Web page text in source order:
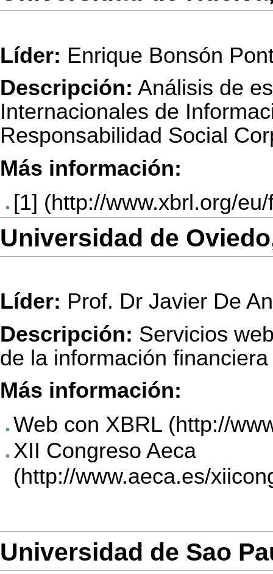
Líder: Enrique Bonsón
Descripción: Análisis de
Internacionales de
Responsabilidad Social
Más información:
[1]
Universidad de
Líder: Prof. Dr Javier De
Descripción: Servicios
de la información
Más información:
Web con XBRL
XII Congreso Aeca
Universidad de Sao